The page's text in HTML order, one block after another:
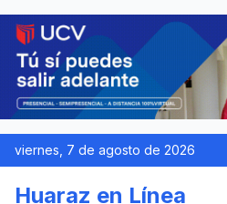
viernes, 7 de agosto de 2026
Huaraz en Línea